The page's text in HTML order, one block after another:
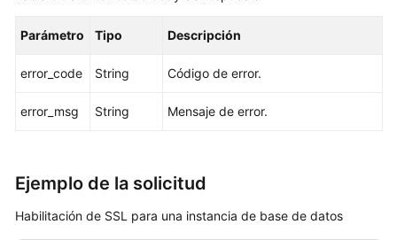
de
del
una
de
BD
Parámetro Tipo Descripción
error_code String Código de error.
error_msg String Mensaje de error.
Ejemplo de la solicitud
Habilitación de SSL para una instancia de base de datos